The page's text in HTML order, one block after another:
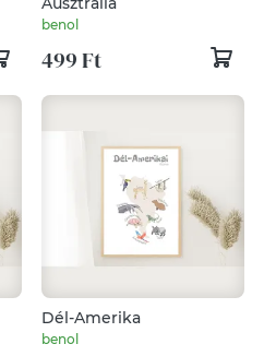
benol
499 Ft
Dél-Amerika
benol